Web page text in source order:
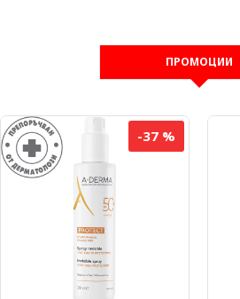
ПРОМОЦИИ
-37 %